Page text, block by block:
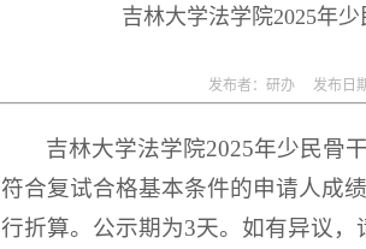
吉林大学法学院2025年
发布者：研办 发布日
吉林大学法学院2025年少民骨
符合复试合格基本条件的申请人成
行折算。公示期为3天。如有异议，